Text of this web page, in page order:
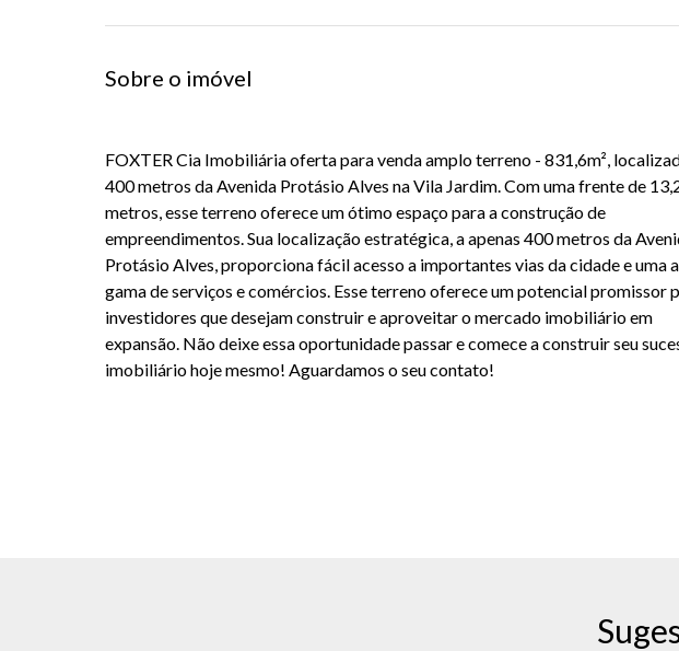
Sobre o imóvel
FOXTER Cia Imobiliária oferta para venda amplo terreno - 831,6m²,
400 metros da Avenida Protásio Alves na Vila Jardim. Com uma frente de
metros, esse terreno oferece um ótimo espaço para a construção de
empreendimentos. Sua localização estratégica, a apenas 400 metros da
Protásio Alves, proporciona fácil acesso a importantes vias da cidade e uma
gama de serviços e comércios. Esse terreno oferece um potencial promissor
investidores que desejam construir e aproveitar o mercado imobiliário em
expansão. Não deixe essa oportunidade passar e comece a construir seu
imobiliário hoje mesmo! Aguardamos o seu contato!